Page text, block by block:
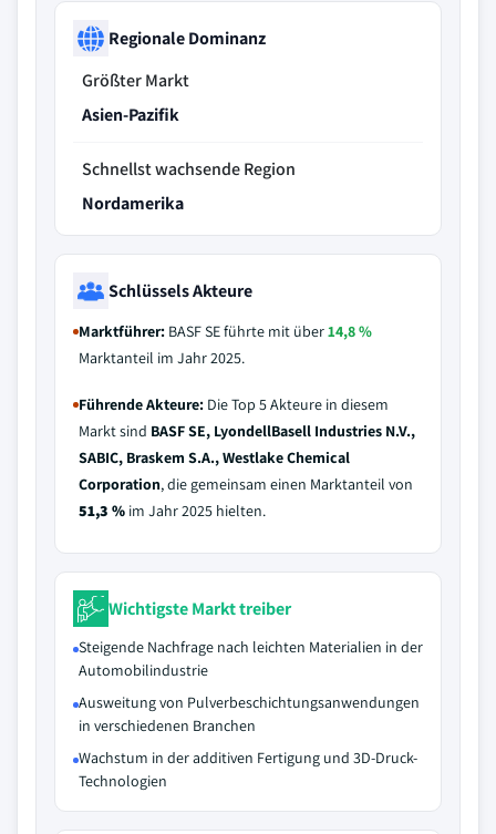
Regionale Dominanz
Größter Markt
Asien-Pazifik
Schnellst wachsende Region
Nordamerika
Schlüssels Akteure
Marktführer: BASF SE führte mit über14,8 %
Marktanteil im Jahr 2025.
Führende Akteure: Die Top 5 Akteure in diesem
Markt sind BASF SE, LyondellBasell Industries N.V.,
SABIC, Braskem S.A., Westlake Chemical
Corporation, die gemeinsam einen Marktanteil von
51,3 % im Jahr 2025 hielten.
Wichtigste Markt treiber
Steigende Nachfrage nach leichten Materialien in der
Automobilindustrie
Ausweitung von Pulverbeschichtungsanwendungen
in verschiedenen Branchen
Wachstum in der additiven Fertigung und 3D-Druck-
Technologien